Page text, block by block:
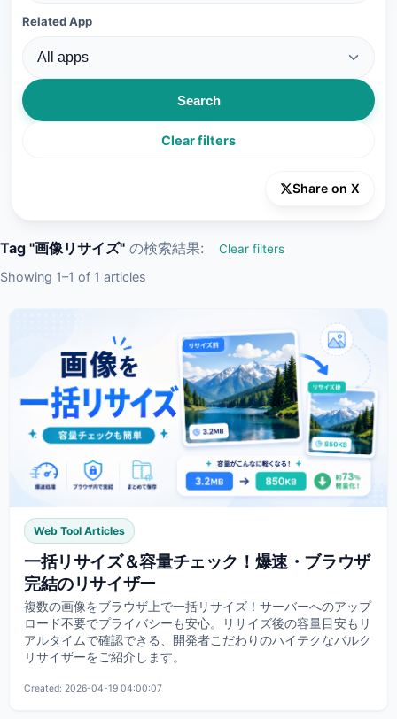
Related App
Search
Clear filters
Share on X
Tag "画像リサイズ" の検索結果: Clear filters
Showing 1–1 of 1 articles
Web Tool Articles
一括リサイズ＆容量チェック！爆速・ブラウザ
完結のリサイザー
複数の画像をブラウザ上で一括リサイズ！サーバーへのアップ
ロード不要でプライバシーも安心。リサイズ後の容量目安もリ
アルタイムで確認できる、開発者こだわりのハイテクなバルク
リサイザーをご紹介します。
Created: 2026-04-19 04:00:07